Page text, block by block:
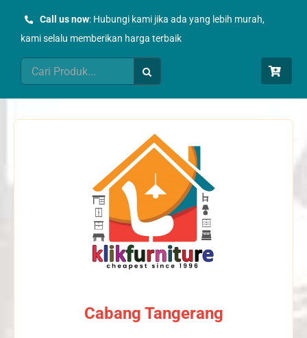
Call us now: Hubungi kami jika ada yang lebih murah,
kami selalu memberikan harga terbaik
Search
for:
Cabang Tangerang